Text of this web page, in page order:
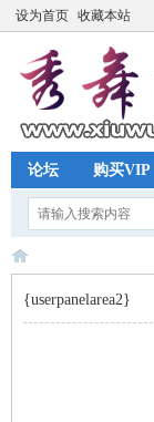
设为首页 收藏本站
论坛 购买VIP
{userpanelarea2}